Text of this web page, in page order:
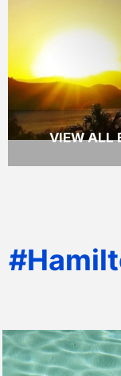
ら素晴らし
VIEW ALL